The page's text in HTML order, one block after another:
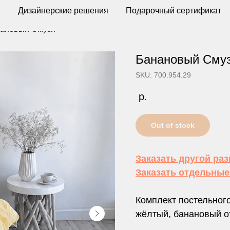
Дизайнерские решения Подарочный сертификат
Смузи
Банановый
SKU: 700.954.29
р.
Out of stock
Заказать другой
Заказать
Комплект
жёлтый, банановый